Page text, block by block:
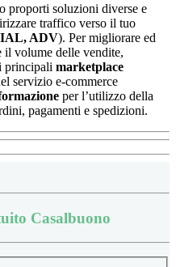
proporti soluzioni diverse e
traffico verso il tuo
ADV). Per migliorare ed
il volume delle vendite,
principali marketplace
servizio e-commerce
per l’utilizzo della
pagamenti e spedizioni.
Casalbuono